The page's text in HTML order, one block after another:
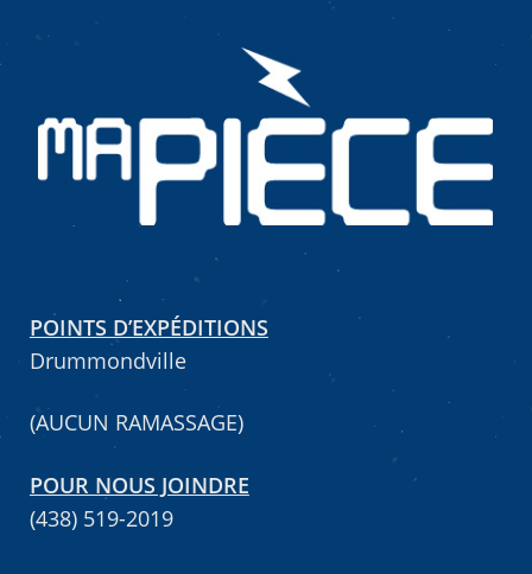
POINTS D’EXPÉDITIONS
Drummondville
(AUCUN RAMASSAGE)
POUR NOUS JOINDRE
(438) 519-2019